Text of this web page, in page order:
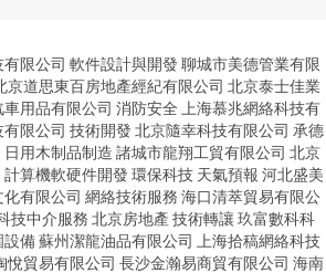
限公司 軟件設計與開發 聊城市美德管業有限
京道思東百房地產經紀有限公司 北京泰士佳業
用品有限公司 消防安全 上海慕兆網絡科技有
限公司 技術開發 北京隨幸科技有限公司 承德
日用木制品制造 諸城市龍翔工貿有限公司 北京
計算機軟硬件開發 環保科技 天氣預報 河北盛美
有限公司 網絡技術服務 海口清萃貿易有限公
技中介服務 北京房地產 技術轉讓 玖富數科科
設備蘇州潔龍油品有限公司
上海拾稿網絡科技
悅貿易有限公司 長沙金瀚易商貿有限公司 海南